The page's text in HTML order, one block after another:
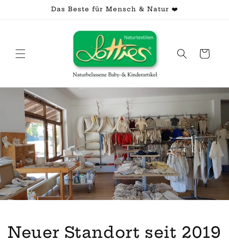
Das Beste für Mensch & Natur ❤️
Warenkorb
Neuer Standort seit 2019